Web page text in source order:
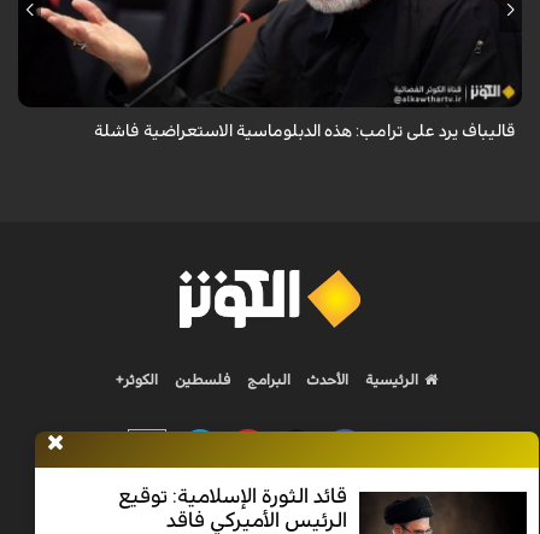
أكد رئيس مجلس الشورى الإسلامي الإيراني أن التصريحات الاستعراضية
والتهديدات المتكررة لم تعد تُجدي نفعاً، واصفاً إياها بالدبلوماسية الفاشلة.
قاليباف يرد على ترامب: هذه الدبلوماسية الاستعراضية فاشلة
قائد الثورة الإسلامية: توقيع
الرئيس الأميركي فاقد
الرئيسية الأحدث البرامج فلسطين الكوثر+